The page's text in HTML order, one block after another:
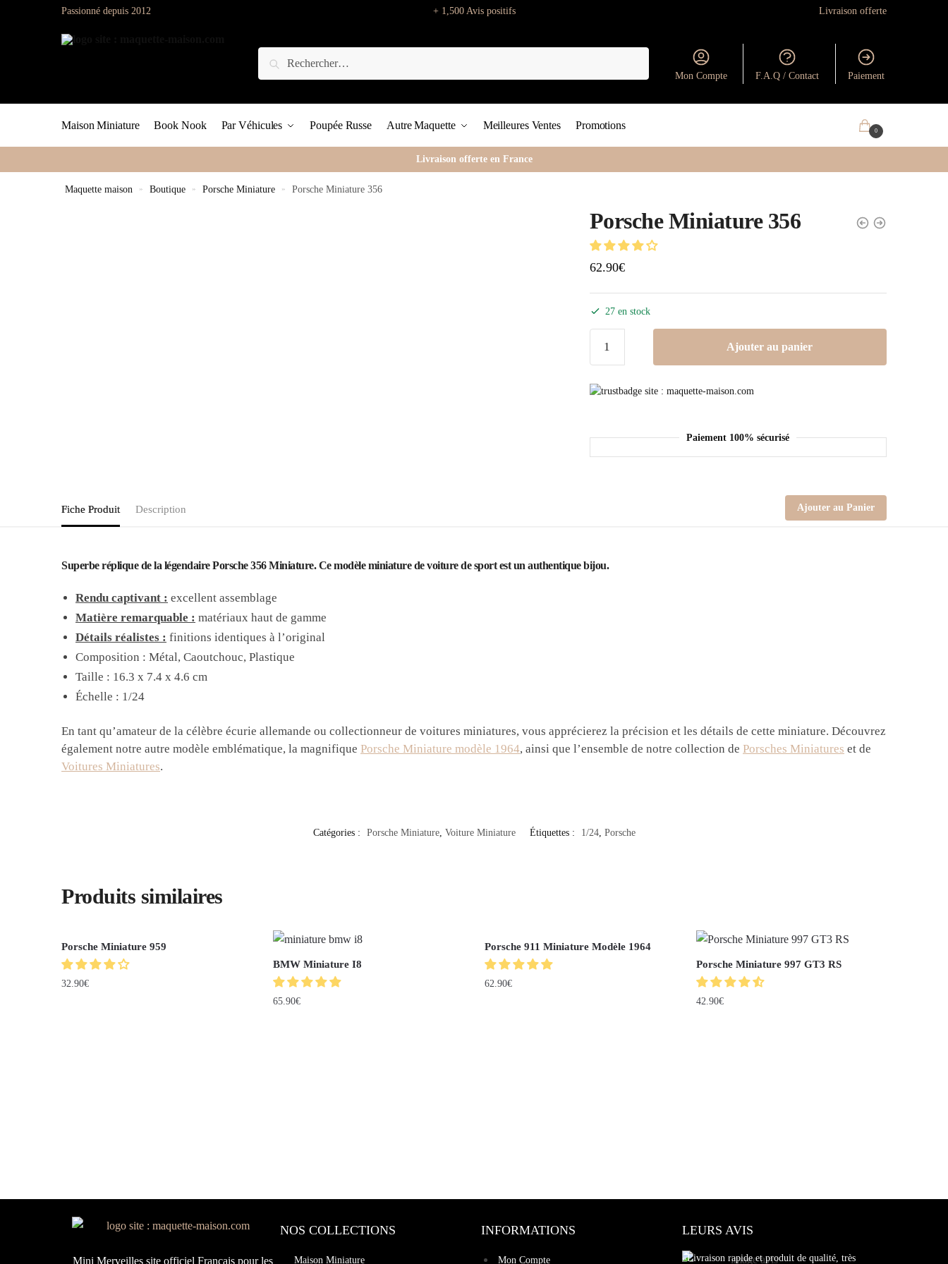
Passionné depuis 2012 + 1,500 Avis positifs Livraison offerte
Mon Compte F.A.Q / Contact Paiement
Maison Miniature Book Nook Par Véhicules Poupée Russe Autre Maquette Meilleures Ventes Promotions 0
Livraison offerte en France
Maquette maison » Boutique » Porsche Miniature » Porsche Miniature 356
Porsche Miniature 356
62.90€
27 en stock
Ajouter au panier
Paiement 100% sécurisé
Fiche Produit Description Ajouter au Panier
Superbe réplique de la légendaire Porsche 356 Miniature. Ce modèle miniature de voiture de sport est un authentique bijou.
Rendu captivant : excellent assemblage
Matière remarquable : matériaux haut de gamme
Détails réalistes : finitions identiques à l’original
Composition : Métal, Caoutchouc, Plastique
Taille : 16.3 x 7.4 x 4.6 cm
Échelle : 1/24
En tant qu’amateur de la célèbre écurie allemande ou collectionneur de voitures miniatures, vous apprécierez la précision et les détails de cette miniature. Découvrez
également notre autre modèle emblématique, la magnifiquePorsche Miniature modèle 1964, ainsi que l’ensemble de notre collection dePorsches Miniatures et de
Voitures Miniatures.
Catégories : Porsche Miniature, Voiture Miniature Étiquettes : 1/24, Porsche
Produits similaires
Porsche Miniature 959
32.90€
BMW Miniature I8
65.90€
Porsche 911 Miniature Modèle 1964
62.90€
Porsche Miniature 997 GT3 RS
42.90€
Mini Merveilles site officiel Français pour les
NOS COLLECTIONS
Maison Miniature
INFORMATIONS
Mon Compte
LEURS AVIS
«Livraison rapide et produit de qualité, très